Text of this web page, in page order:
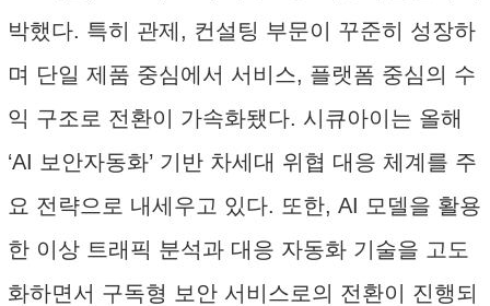
박했다. 특히 관제, 컨설팅 부문이 꾸준히 성장하
며 단일 제품 중심에서 서비스, 플랫폼 중심의 수
익 구조로 전환이 가속화됐다. 시큐아이는 올해
‘AI 보안자동화’ 기반 차세대 위협 대응 체계를 주
요 전략으로 내세우고 있다. 또한, AI 모델을 활용
한 이상 트래픽 분석과 대응 자동화 기술을 고도
화하면서 구독형 보안 서비스로의 전환이 진행되